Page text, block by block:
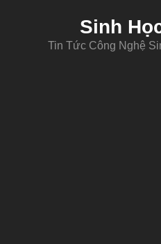
Sinh
Tin Tức Công Nghệ